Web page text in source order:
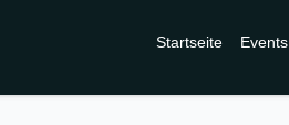
Startseite Events